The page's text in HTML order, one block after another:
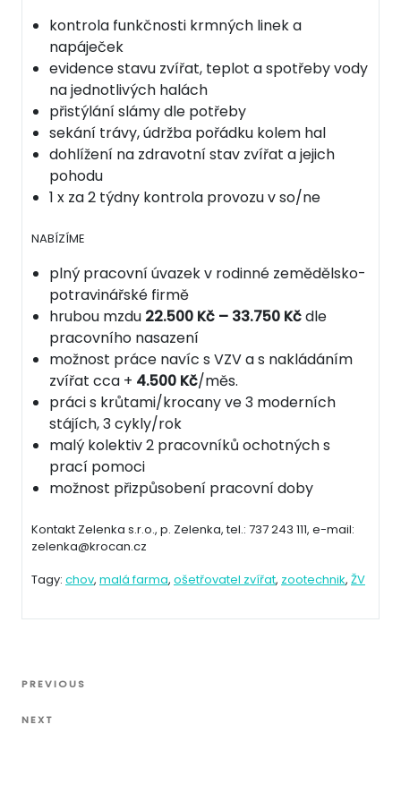
kontrola funkčnosti krmných linek a
napáječek
evidence stavu zvířat, teplot a spotřeby vody
na jednotlivých halách
přistýlání slámy dle potřeby
sekání trávy, údržba pořádku kolem hal
dohlížení na zdravotní stav zvířat a jejich
pohodu
1 x za 2 týdny kontrola provozu v so/ne
NABÍZÍME
plný pracovní úvazek v rodinné zemědělsko-
potravinářské firmě
hrubou mzdu 22.500 Kč – 33.750 Kčdle
pracovního nasazení
možnost práce navíc s VZV a s nakládáním
zvířat cca + 4.500 Kč/měs.
práci s krůtami/krocany ve 3 moderních
stájích, 3 cykly/rok
malý kolektiv 2 pracovníků ochotných s
prací pomoci
možnost přizpůsobení pracovní doby
Kontakt Zelenka s.r.o., p. Zelenka, tel.: 737 243 111, e-mail:
zelenka@krocan.cz
Tagy: chov, malá farma, ošetřovatel zvířat, zootechnik, ŽV
Navigace
příspěvek
Previous
PREVIOUS
Next
NEXT